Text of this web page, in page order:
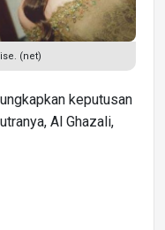
(net)
keputusan
Al Ghazali,